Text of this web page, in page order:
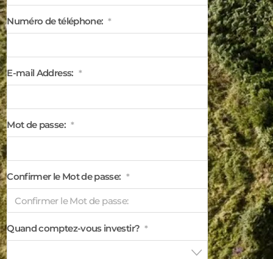
Numéro de téléphone: *
E-mail Address: *
Mot de passe: *
Confirmer le Mot de passe: *
Quand comptez-vous investir? *